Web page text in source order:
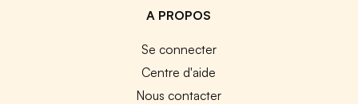
A PROPOS
Se connecter
Centre d'aide
Nous contacter